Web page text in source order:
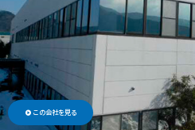
この会社を見る